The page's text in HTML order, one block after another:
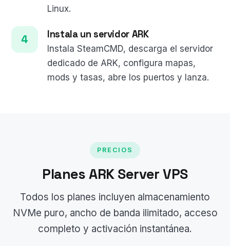
Linux.
Instala un servidor ARK
Instala SteamCMD, descarga el servidor
dedicado de ARK, configura mapas,
mods y tasas, abre los puertos y lanza.
PRECIOS
Planes ARK Server VPS
Todos los planes incluyen almacenamiento
NVMe puro, ancho de banda ilimitado, acceso
completo y activación instantánea.